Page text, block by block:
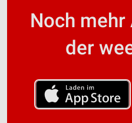
Noch mehr
der